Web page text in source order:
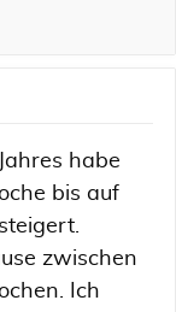
habe
bis auf
zwischen
Ich